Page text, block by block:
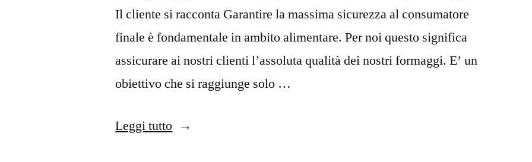
Il cliente si racconta Garantire la massima sicurezza al consumatore
finale è fondamentale in ambito alimentare. Per noi questo significa
assicurare ai nostri clienti l’assoluta qualità dei nostri formaggi. E’ un
obiettivo che si raggiunge solo …
Leggi tutto